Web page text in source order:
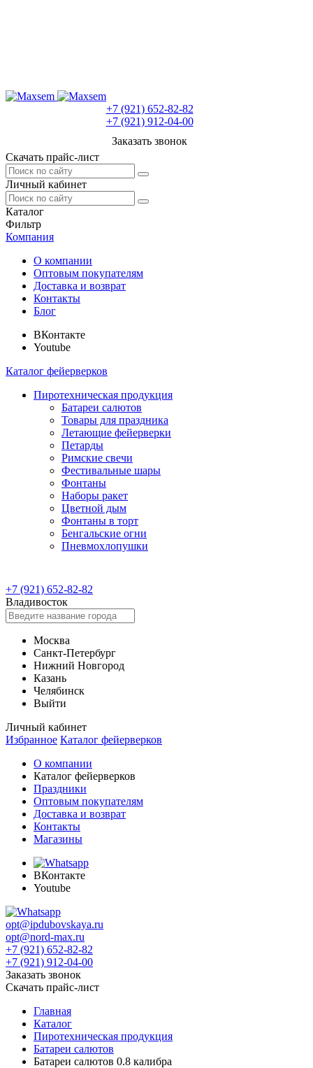
+7 (921) 652-82-82
+7 (921) 912-04-00
Заказать звонок
Скачать прайс-лист
Личный кабинет
Каталог
Фильтр
Компания
О компании
Оптовым покупателям
Доставка и возврат
Контакты
Блог
ВКонтакте
Youtube
Каталог фейерверков
Пиротехническая продукция
Батареи салютов
Товары для праздника
Летающие фейерверки
Петарды
Римские свечи
Фестивальные шары
Фонтаны
Наборы ракет
Цветной дым
Фонтаны в торт
Бенгальские огни
Пневмохлопушки
+7 (921) 652-82-82
Владивосток
Москва
Санкт-Петербург
Нижний Новгород
Казань
Челябинск
Выйти
Личный кабинет
Избранное Каталог фейерверков
О компании
Каталог фейерверков
Праздники
Оптовым покупателям
Доставка и возврат
Контакты
Магазины
ВКонтакте
Youtube
opt@ipdubovskaya.ru
opt@nord-max.ru
+7 (921) 652-82-82
+7 (921) 912-04-00
Заказать звонок
Скачать прайс-лист
Главная
Каталог
Пиротехническая продукция
Батареи салютов
Батареи салютов 0.8 калибра